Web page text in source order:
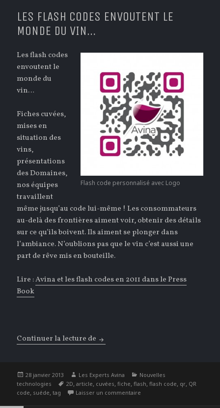
LES FLASH CODES ENVOUTENT LE
MONDE DU VIN…
Flash code personnalisé avec Logo
Les flash codes
envoutent le
monde du
vin…
Fiches cuvées,
mises en
situation des
vins,
présentations
des Domaines,
nos équipes
travaillent
même jusqu’au code lui-même ! Les consommateurs
au-delà des frontières aiment voir, obtenir des détails
sur ce qu’ils boivent. Ils aiment se plonger dans
l’ambiance. N’oublions pas que le vin c’est aussi une
part de rêve mis en bouteille.
Lire :Avina et les flash codes en 2011 dans le Press
Book
Continuer la lecture de Les flash codes envoutent le
Publié
le
28 janvier 2013 Auteur
Les Experts Avina Catégories
Nouvelles
technologies
Étiquettes
2D,article, cuvées,fiche,flash,flash code, qr, QR
code, suéde,tag Laisser un commentaire